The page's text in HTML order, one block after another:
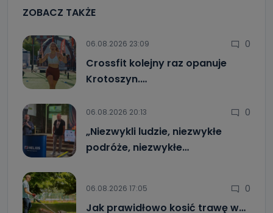
ZOBACZ TAKŻE
06.08.2026 23:09 0
Crossfit kolejny raz opanuje
Krotoszyn.…
06.08.2026 20:13 0
„Niezwykli ludzie, niezwykłe
podróże, niezwykłe…
06.08.2026 17:05 0
Jak prawidłowo kosić trawę w…